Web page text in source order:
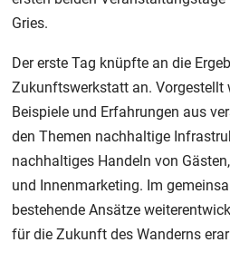
Gries.
Der erste Tag knüpfte an die
Zukunftswerkstatt an. Vorgestellt
Beispiele und Erfahrungen aus
den Themen nachhaltige
nachhaltiges Handeln von
und Innenmarketing. Im
bestehende Ansätze
für die Zukunft des Wanderns